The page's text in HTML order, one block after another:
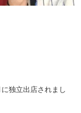
独立出店されまし